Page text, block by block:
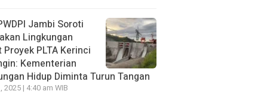
Jambi Soroti
Lingkungan
Proyek PLTA Kerinci
Kementerian
Hidup Diminta Turun Tangan
2025 | 4:40 am WIB